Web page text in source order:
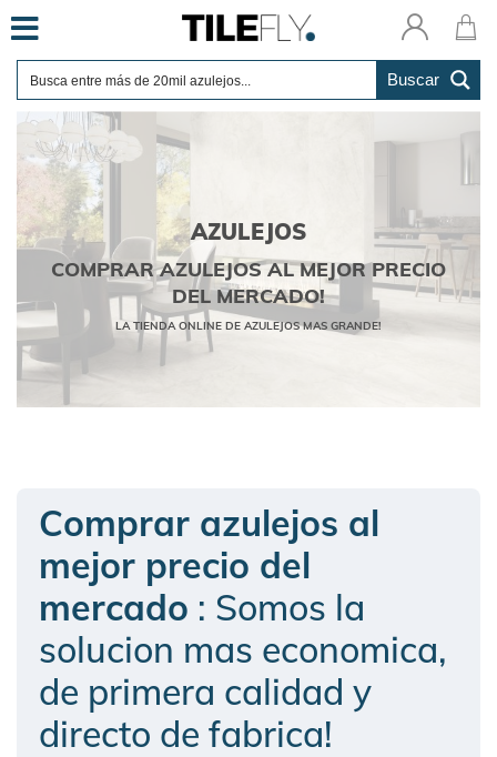
Skip
to
content
Buscar
AZULEJOS
COMPRAR AZULEJOS AL MEJOR PRECIO
DEL MERCADO!
LA TIENDA ONLINE DE AZULEJOS MAS GRANDE!
Comprar azulejos al
mejor precio del
mercado : Somos la
solucion mas economica,
de primera calidad y
directo de fabrica!